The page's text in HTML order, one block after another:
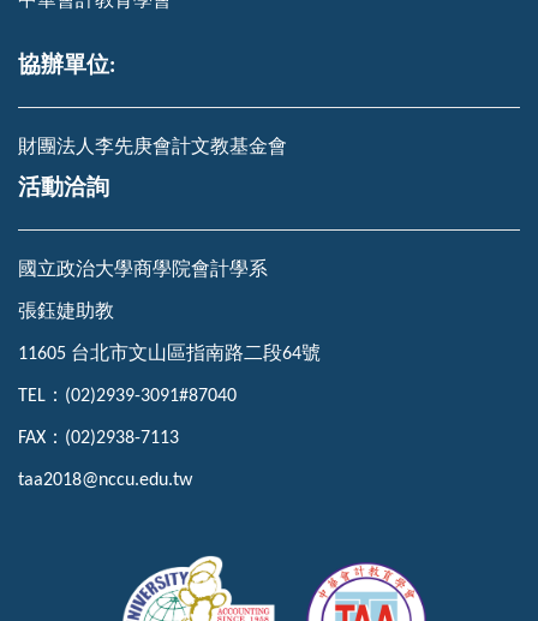
協辦單位:
財團法人李先庚會計文教基金會
活動洽詢
國立政治大學商學院會計學系
張鈺婕助教
11605 台北市文山區指南路二段64號
TEL ： (02)2939-3091#87040
FAX ： (02)2938-7113
taa2018@nccu.edu.tw